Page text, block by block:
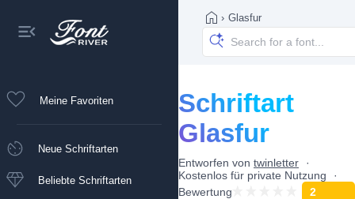
Meine Favoriten
Neue Schriftarten
Beliebte Schriftarten
› Glasfur
Schriftart
Glasfur
Entworfen von twinletter
Kostenlos für private Nutzung
Bewertung
2